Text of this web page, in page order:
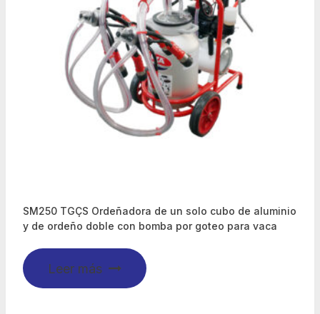
SM250 TGÇS Ordeñadora de un solo cubo de aluminio
y de ordeño doble con bomba por goteo para vaca
Leer más